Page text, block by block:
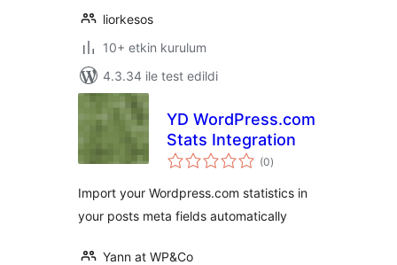
liorkesos
10+ etkin kurulum
4.3.34 ile test edildi
YD WordPress.com
Stats Integration
(0toplam
puan
)
Import your Wordpress.com statistics in
your posts meta fields automatically
Yann at WP&Co